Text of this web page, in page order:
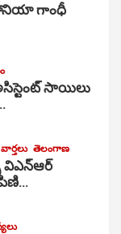
గాంధీ
సాయిలు
తెలంగాణ
విఎన్ఆర్